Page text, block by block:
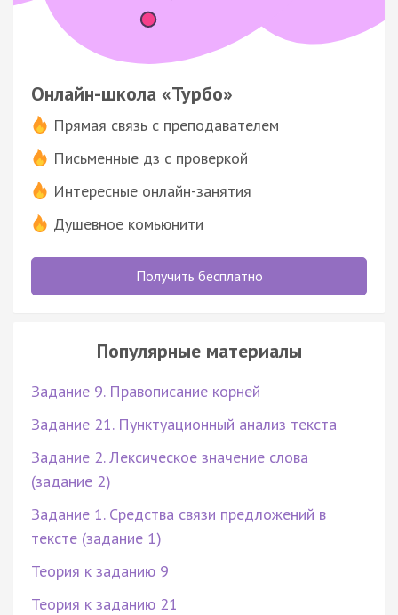
Онлайн-школа «Турбо»
Прямая связь с преподавателем
Письменные дз с проверкой
Интересные онлайн-занятия
Душевное комьюнити
Получить бесплатно
Популярные материалы
Задание 9. Правописание корней
Задание 21. Пунктуационный анализ текста
Задание 2. Лексическое значение слова
(задание 2)
Задание 1. Средства связи предложений в
тексте (задание 1)
Теория к заданию 9
Теория к заданию 21